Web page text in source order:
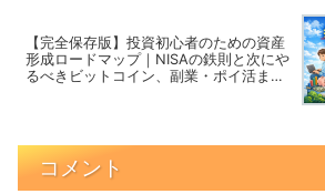
【完全保存版】投資初心者のための資産
形成ロードマップ｜NISAの鉄則と次にや
るべきビットコイン、副業・ポイ活まで
コメント